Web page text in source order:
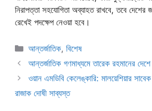
নিরাপত্তা সহযোগিতা অব্যাহত রাখবে, তবে দেশের
রেখেই পদক্ষেপ নেওয়া হবে।
Categories
আন্তর্জাতিক,বিশেষ
আন্তর্জাতিক গণমাধ্যমে তারেক রহমানের দেশে
ওয়ান এমডিবি কেলেঙ্কারি: মালয়েশিয়ার সাবেক
রাজাক দোষী সাব্যস্ত